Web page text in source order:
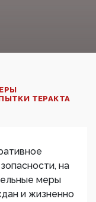
ТЕРАКТА
на
меры
и жизненно